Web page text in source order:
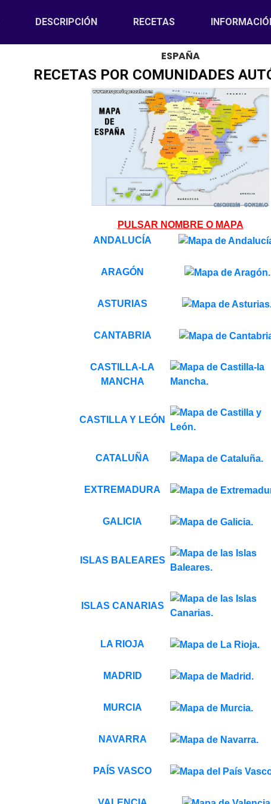
(CURRENT)DESCRIPCIÓN RECETAS
ESPAÑA
RECETAS POR COMUNIDADES
PULSAR NOMBRE O MAPA
ANDALUCÍA
ARAGÓN
ASTURIAS
CANTABRIA
CASTILLA-LA
MANCHA
CASTILLA Y LEÓN
CATALUÑA
EXTREMADURA
GALICIA
ISLAS BALEARES
ISLAS CANARIAS
LA RIOJA
MADRID
MURCIA
NAVARRA
PAÍS VASCO